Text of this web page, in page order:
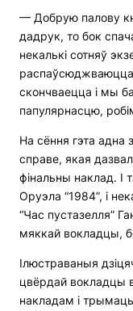
— Добрую палову
дадрук, то бок
некалькі сотняў
распаўсюджваюцца,
скончваецца і мы
папулярнасцю,
На сёння гэта адна
справе, якая
фінальны наклад. І
Оруэла “1984”, і
“Час пустазелля”
мяккай вокладцы,
Ілюстраваныя
цвёрдай вокладцы
накладам і трымаць